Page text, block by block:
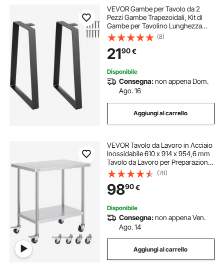
VEVOR Gambe per Tavolo da 2
Pezzi Gambe Trapezoidali, Kit di
Gambe per Tavolino Lunghezza
406,4mm Acciaio Capacità Carico
max. 181kg, Set di Gambe 2 Pezzi
Regolabili per Mobili Tavolo da
Casa Ufficio
(8)
2190€
Disponibile
Consegna:non appena Dom.
Ago. 16
Aggiungi al carrello
VEVOR Tavolo da Lavoro in Acciaio
Inossidabile 610 x 914 x 954,6 mm
Tavolo da Lavoro per Preparazione
Alimenti Resistente con 4 Ruote, 3
Livelli di Altezza Regolabili, per
Ristoranti Cucina, Argento
(78)
9890€
Disponibile
Consegna:non appena Ven.
Ago. 14
Aggiungi al carrello